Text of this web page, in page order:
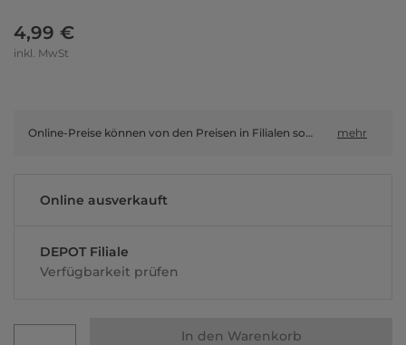
4,99 €
inkl. MwSt
Online-Preise können von den Preisen in Filialen sowie Shop-in-Shop-Flächen abweichen. mehr
Online ausverkauft
DEPOT Filiale
Verfügbarkeit prüfen
In den Warenkorb